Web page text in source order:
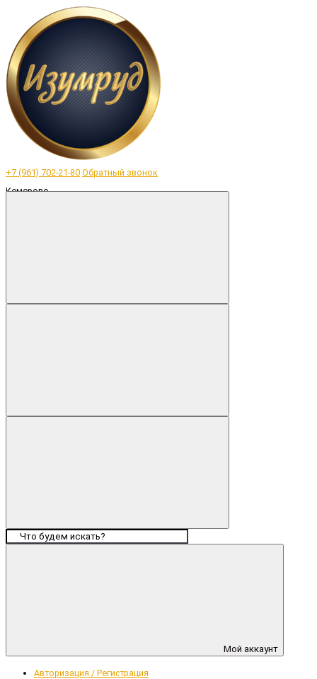
+7 (961) 702-21-80 Обратный звонок
Мой аккаунт
Авторизация / Регистрация